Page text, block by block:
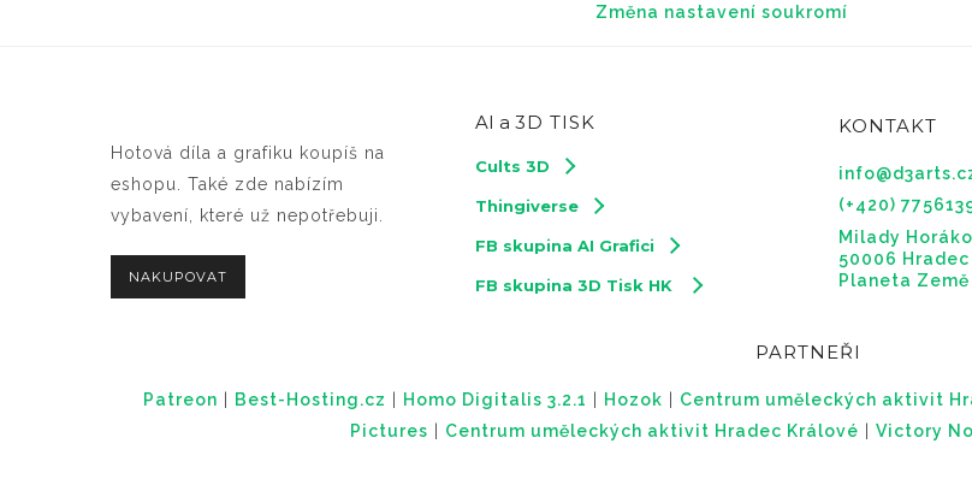
Změna nastavení soukromí
Hotová díla a grafiku koupíš na
eshopu. Také zde nabízím
vybavení, které už nepotřebuji.
NAKUPOVAT
AI a 3D TISK
Cults 3D
Thingiverse
FB skupina AI Grafici
FB skupina 3D Tisk HK
KONTAKT
(+420)
Milady
50006
Planeta Země
PARTNEŘI
Patreon Best-Hosting.cz Homo Digitalis 3.2.1 Hozok Centrum uměleckých aktivit
Pictures
Centrum uměleckých aktivit Hradec Králové Victory